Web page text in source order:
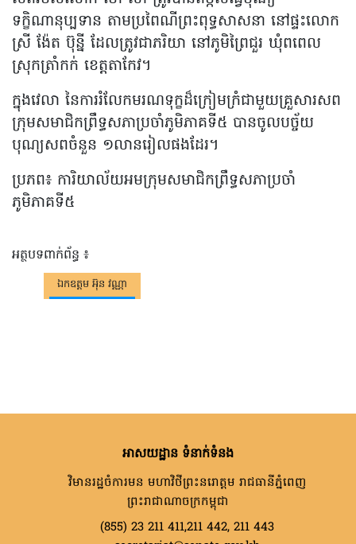
ទក្ខិណានុប្បទាន តាមប្រពៃណីព្រះពុទ្ធសាសនា នៅផ្ទះលោក
ស្រី ង៉ែត ប៊ុន្នី ដែលត្រូវជាភរិយា នៅភូមិព្រៃជួរ ឃុំពពេល
ស្រុកត្រាំកក់ ខេត្តតាកែវ។
ក្នុងវេលា នៃការរំលែកមរណទុក្ខដ៏ក្រៀមក្រំជាមួយគ្រួសារសព
ក្រុមសមាជិកព្រឹទ្ធសភាប្រចាំភូមិភាគទី៥ បានចូលបច្ច័យ
បុណ្យសពចំនួន ១លានរៀលផងដែរ។
ប្រភព៖ ការិយាល័យអមក្រុមសមាជិកព្រឹទ្ធសភាប្រចាំ
ភូមិភាគទី៥
អត្ថបទពាក់ព័ន្ធ ៖
ឯកឧត្តម អ៊ុន វណ្ណា
អាសយដ្ឋាន ទំនាក់ទំនង
វិមានរដ្ឋចំការមន មហាវិថីព្រះនរោត្តម រាជធានីភ្នំពេញ
ព្រះរាជាណាចក្រកម្ពុជា
(855) 23 211 411,211 442, 211 443